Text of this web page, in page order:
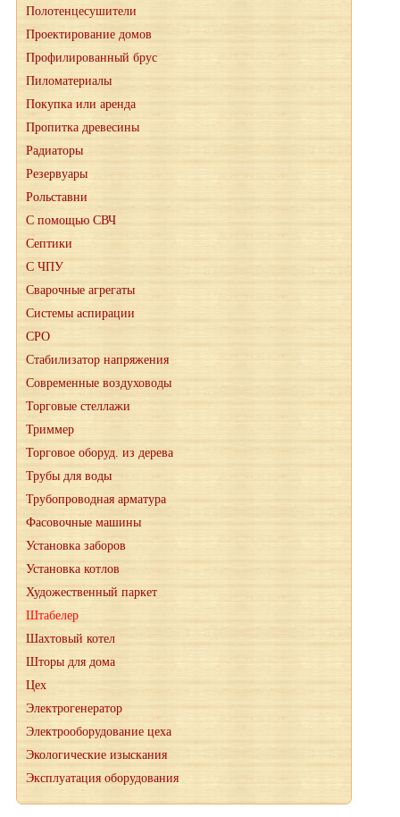
Полотенцесушители
Проектирование домов
Профилированный брус
Пиломатериалы
Покупка или аренда
Пропитка древесины
Радиаторы
Резервуары
Рольставни
С помощью СВЧ
Септики
С ЧПУ
Сварочные агрегаты
Системы аспирации
СРО
Стабилизатор напряжения
Современные воздуховоды
Торговые стеллажи
Триммер
Торговое оборуд. из дерева
Трубы для воды
Трубопроводная арматура
Фасовочные машины
Установка заборов
Установка котлов
Художественный паркет
Штабелер
Шахтовый котел
Шторы для дома
Цех
Электрогенератор
Электрооборудование цеха
Экологические изыскания
Эксплуатация оборудования